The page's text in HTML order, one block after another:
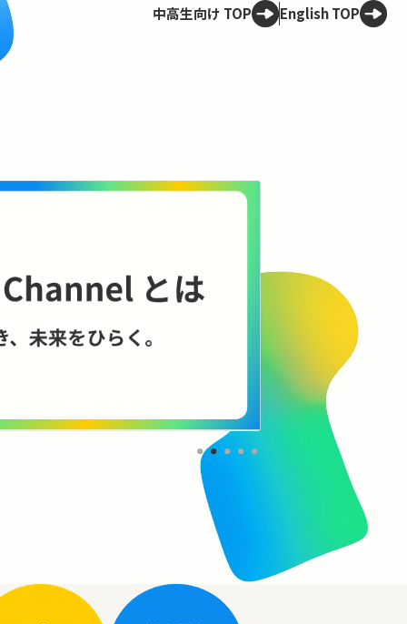
中高生向け TOP English TOP
AIやロボット
に何をもたら
に、技術と社会
コンテンツを見